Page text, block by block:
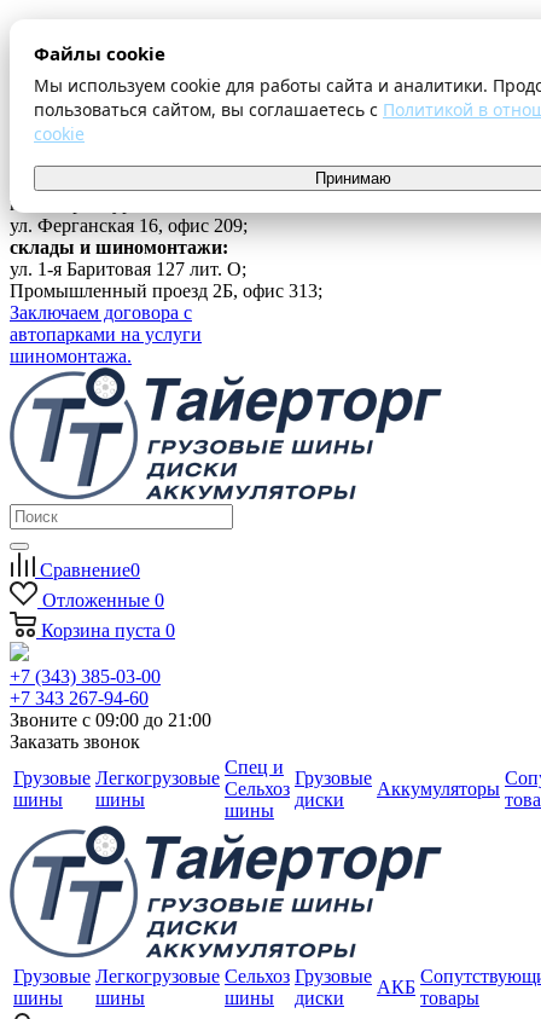
Файлы cookie
Мы используем cookie для работы сайта и аналитики.
пользоваться сайтом, вы соглашаетесь с Политикой в
cookie
Принимаю
Оплата и доставка
Шиномонтаж
Контакты
...
г. Екатеринбург
ул. Ферганская 16, офис 209;
склады и шиномонтажи:
ул. 1-я Баритовая 127 лит. О;
Промышленный проезд 2Б, офис 313;
Заключаем договора с
автопарками на услуги
шиномонтажа.
Сравнение0
Отложенные 0
Корзина пуста 0
+7 (343) 385-03-00
+7 343 267-94-60
Звоните с 09:00 до 21:00
Заказать звонок
Грузовые
шины
Легкогрузовые
шины
Спец и
Сельхоз
шины
Грузовые
диски
Аккумуляторы
Грузовые
шины
Легкогрузовые
шины
Сельхоз
шины
Грузовые
диски
АКБ
товары